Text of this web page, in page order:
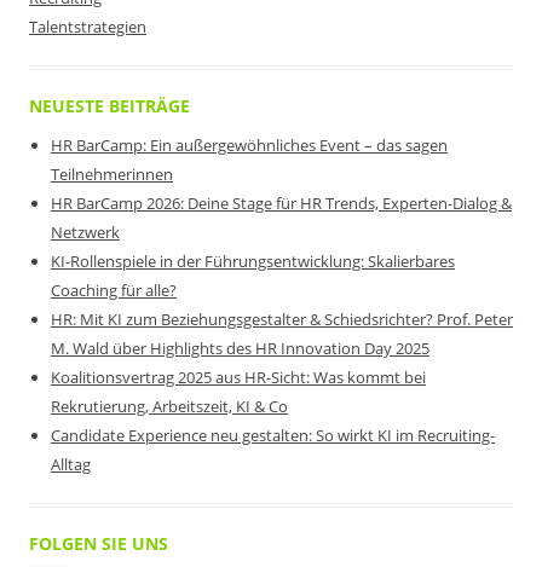
Talentstrategien
NEUESTE BEITRÄGE
HR BarCamp: Ein außergewöhnliches Event – das sagen
Teilnehmerinnen
HR BarCamp 2026: Deine Stage für HR Trends, Experten-Dialog &
Netzwerk
KI-Rollenspiele in der Führungsentwicklung: Skalierbares
Coaching für alle?
HR: Mit KI zum Beziehungsgestalter & Schiedsrichter? Prof. Peter
M. Wald über Highlights des HR Innovation Day 2025
Koalitionsvertrag 2025 aus HR-Sicht: Was kommt bei
Rekrutierung, Arbeitszeit, KI & Co
Candidate Experience neu gestalten: So wirkt KI im Recruiting-
Alltag
FOLGEN SIE UNS